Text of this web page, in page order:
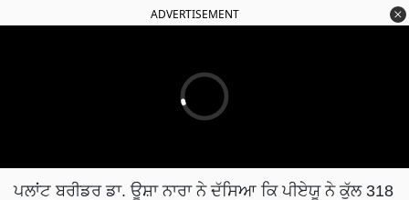
ਸਮਝੌਤਿਆਂ 'ਤੇ ਹਸਤਾਖਰ ਕੀਤੇ ਹਨ ਅਤੇ 77 ਤਕਨੀਕਾਂ ਦਾ